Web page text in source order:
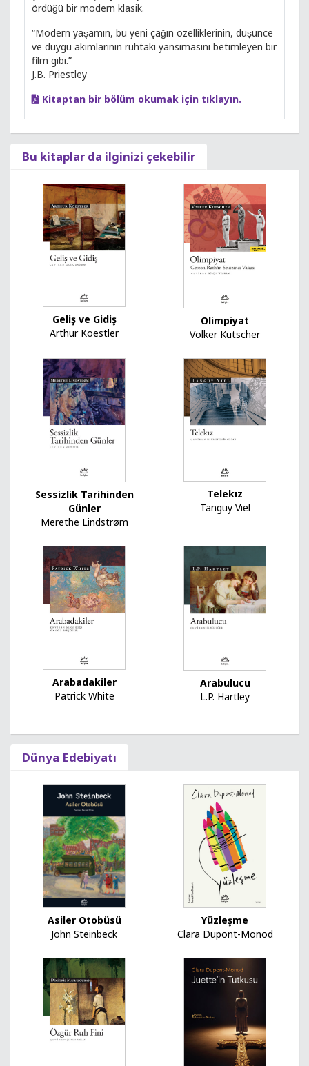
ördüğü bir modern klasik.
“Modern yaşamın, bu yeni çağın özelliklerinin, düşünce
ve duygu akımlarının ruhtaki yansımasını betimleyen bir
film gibi.”
J.B. Priestley
Kitaptan bir bölüm okumak için tıklayın.
Bu kitaplar da ilginizi çekebilir
Geliş ve Gidiş
Arthur Koestler
Olimpiyat
Volker Kutscher
Sessizlik Tarihinden
Günler
Merethe Lindstrøm
Telekız
Tanguy Viel
Arabadakiler
Patrick White
Arabulucu
L.P. Hartley
Dünya Edebiyatı
Asiler Otobüsü
John Steinbeck
Yüzleşme
Clara Dupont-Monod